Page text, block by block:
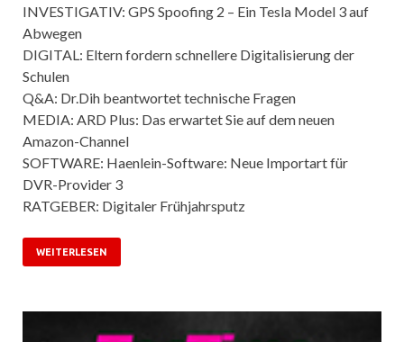
INVESTIGATIV: GPS Spoofing 2 – Ein Tesla Model 3 auf
Abwegen
DIGITAL: Eltern fordern schnellere Digitalisierung der
Schulen
Q&A: Dr.Dih beantwortet technische Fragen
MEDIA: ARD Plus: Das erwartet Sie auf dem neuen
Amazon-Channel
SOFTWARE: Haenlein-Software: Neue Importart für
DVR-Provider 3
RATGEBER: Digitaler Frühjahrsputz
WEITERLESEN